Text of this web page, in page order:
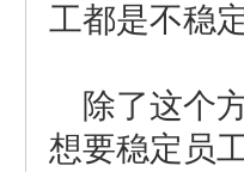
工都是不稳
除了这个
想要稳定员